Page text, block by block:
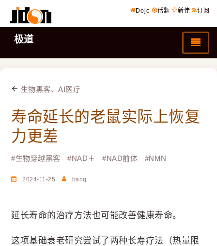
Dojo 话题 新佳 订阅
极道
生物黑客、AI医疗
寿命延长的老鼠实际上恢复
力更差
#生物穿越黑客 #NAD＋ #NAD前体 #NMN
2024-11-25 banq
延长寿命的治疗方法也可能改善健康寿命。
这项基础衰老研究尝试了两种长寿疗法（热量限